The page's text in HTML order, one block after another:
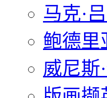
马克·
鲍德里
威尼斯